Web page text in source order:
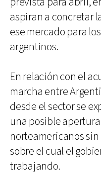
aspiran a concretar
ese mercado para
argentinos.
En relación con el
marcha entre
desde el sector se
una posible
norteamericanos
sobre el cual el
trabajando.